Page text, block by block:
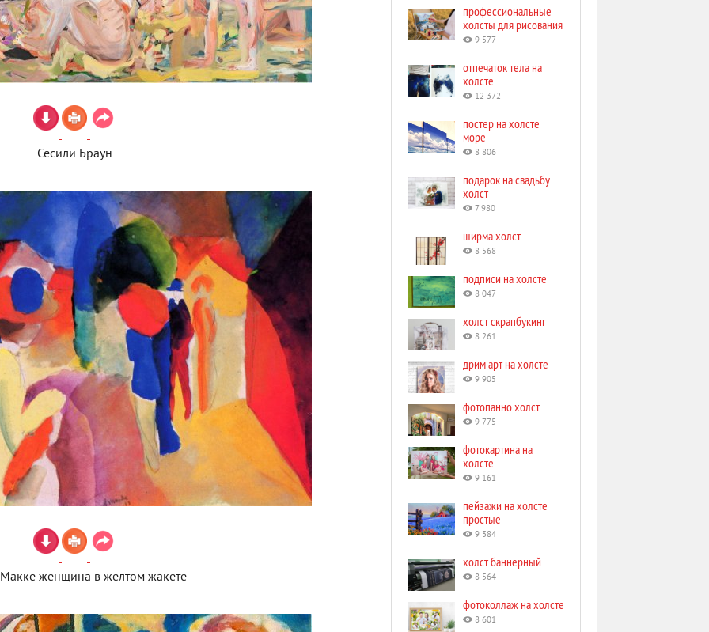
Сесили Браун
Макке женщина в желтом жакете
профессиональные
холсты для рисования
9 577
отпечаток тела на
холсте
12 372
постер на холсте
море
8 806
подарок на свадьбу
холст
7 980
ширма холст
8 568
подписи на холсте
8 047
холст скрапбукинг
8 261
дрим арт на холсте
9 905
фотопанно холст
9 775
фотокартина на
холсте
9 161
пейзажи на холсте
простые
9 384
холст баннерный
8 564
фотоколлаж на холсте
8 601